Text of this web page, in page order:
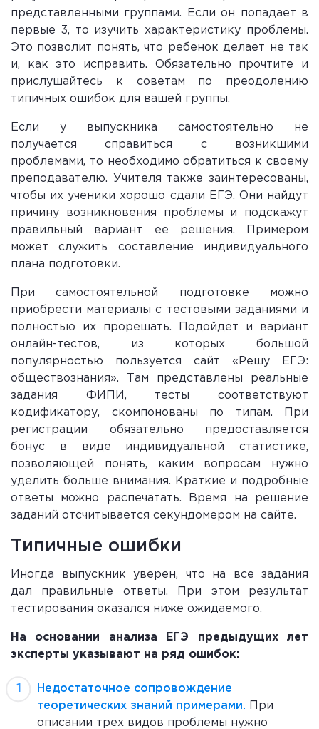
представленными группами. Если он попадает в
первые 3, то изучить характеристику проблемы.
Это позволит понять, что ребенок делает не так
и, как это исправить. Обязательно прочтите и
прислушайтесь к советам по преодолению
типичных ошибок для вашей группы.
Если у выпускника самостоятельно не
получается справиться с возникшими
проблемами, то необходимо обратиться к своему
преподавателю. Учителя также заинтересованы,
чтобы их ученики хорошо сдали ЕГЭ. Они найдут
причину возникновения проблемы и подскажут
правильный вариант ее решения. Примером
может служить составление индивидуального
плана подготовки.
При самостоятельной подготовке можно
приобрести материалы с тестовыми заданиями и
полностью их прорешать. Подойдет и вариант
онлайн-тестов, из которых большой
популярностью пользуется сайт «Решу ЕГЭ:
обществознания». Там представлены реальные
задания ФИПИ, тесты соответствуют
кодификатору, скомпонованы по типам. При
регистрации обязательно предоставляется
бонус в виде индивидуальной статистике,
позволяющей понять, каким вопросам нужно
уделить больше внимания. Краткие и подробные
ответы можно распечатать. Время на решение
заданий отсчитывается секундомером на сайте.
Типичные ошибки
Иногда выпускник уверен, что на все задания
дал правильные ответы. При этом результат
тестирования оказался ниже ожидаемого.
На основании анализа ЕГЭ предыдущих лет
эксперты указывают на ряд ошибок:
Недостаточное сопровождение
теоретических знаний примерами. При
описании трех видов проблемы нужно